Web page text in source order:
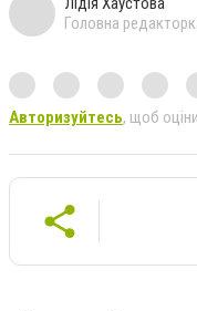
Головна
Авторизуйтесь, щоб